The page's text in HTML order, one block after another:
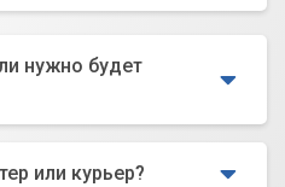
нужно будет
или курьер?